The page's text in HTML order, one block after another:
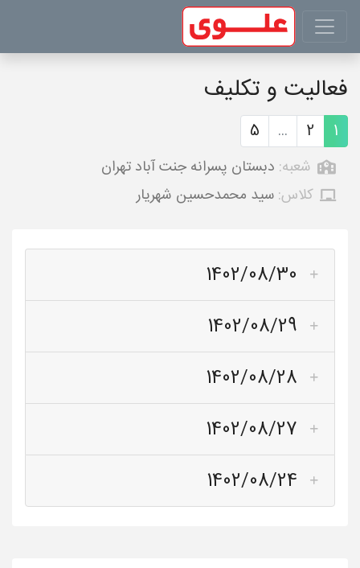
فعالیت و تکلیف
1
2
...
5
شعبه: دبستان پسرانه جنت آباد تهران
کلاس: سید محمدحسین شهریار
1402/08/30
1402/08/29
1402/08/28
1402/08/27
1402/08/24